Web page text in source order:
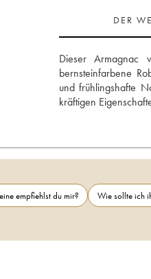
DER
Dieser Armagnac
bernsteinfarbene
und frühlingshafte
kräftigen
empfiehlst du mir? Wie sollte ich